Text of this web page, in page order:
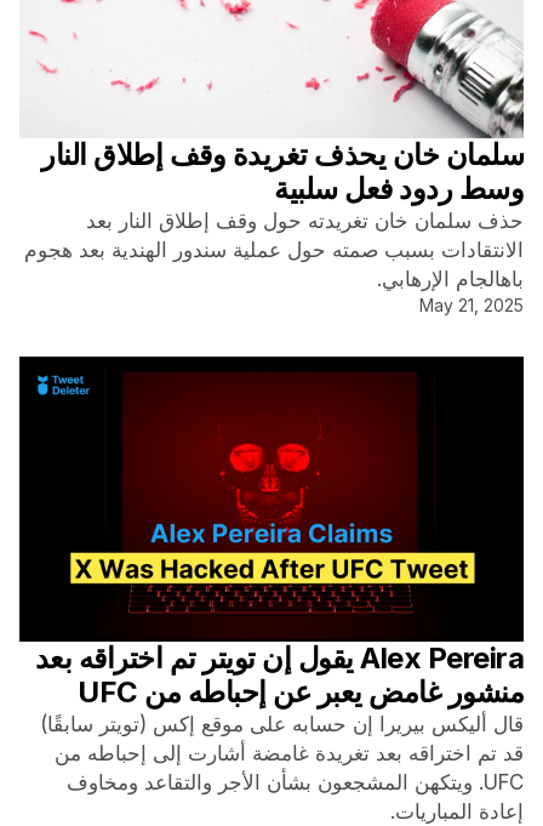
سلمان خان يحذف تغريدة وقف إطلاق النار
وسط ردود فعل سلبية
حذف سلمان خان تغريدته حول وقف إطلاق النار بعد
الانتقادات بسبب صمته حول عملية سندور الهندية بعد هجوم
باهالجام الإرهابي.
May 21, 2025
Alex Pereira يقول إن تويتر تم اختراقه بعد
منشور غامض يعبر عن إحباطه من UFC
قال أليكس بيريرا إن حسابه على موقع إكس (تويتر سابقًا)
قد تم اختراقه بعد تغريدة غامضة أشارت إلى إحباطه من
UFC. ويتكهن المشجعون بشأن الأجر والتقاعد ومخاوف
إعادة المباريات.